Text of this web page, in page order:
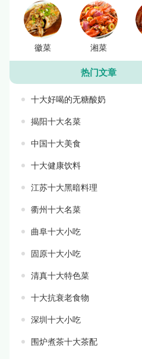
徽菜 湘菜
热门文章
十大好喝的无糖酸奶
揭阳十大名菜
中国十大美食
十大健康饮料
江苏十大黑暗料理
衢州十大名菜
曲阜十大小吃
固原十大小吃
清真十大特色菜
十大抗衰老食物
深圳十大小吃
围炉煮茶十大茶配